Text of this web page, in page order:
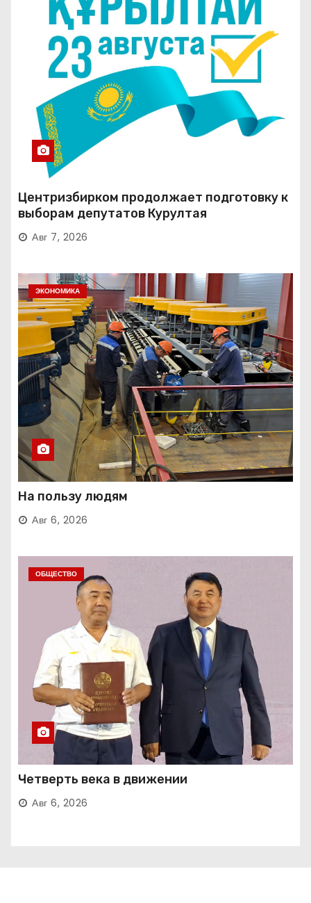
Центризбирком продолжает подготовку к
выборам депутатов Курултая
Авг 7, 2026
ЭКОНОМИКА
На пользу людям
Авг 6, 2026
ОБЩЕСТВО
Четверть века в движении
Авг 6, 2026